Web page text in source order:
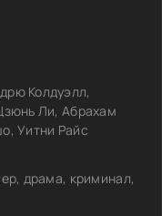
Колдуэлл,
Ли, Абрахам
Уитни Райс
драма, криминал,